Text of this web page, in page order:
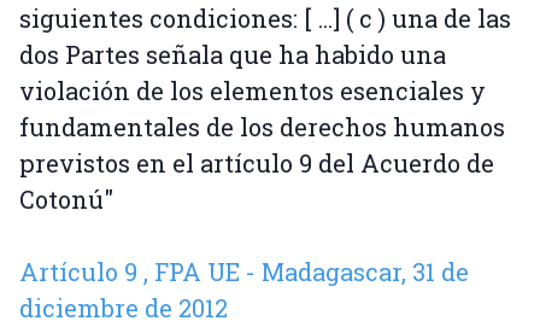
siguientes condiciones: [ ...] ( c ) una de las
dos Partes señala que ha habido una
violación de los elementos esenciales y
fundamentales de los derechos humanos
previstos en el artículo 9 del Acuerdo de
Cotonú"
Artículo 9 , FPA UE - Madagascar, 31 de
diciembre de 2012